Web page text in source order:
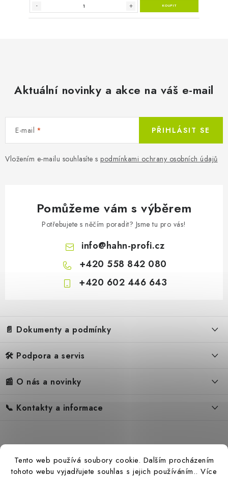
Tento web používá soubory cookie. Dalším procházením
tohoto webu vyjadřujete souhlas s jejich používáním.. Více
Aktuální novinky a akce na váš e-mail
E-mail
Vložením e-mailu souhlasíte s podmínkami ochrany osobních údajů
PŘIHLÁSIT SE
Pomůžeme vám s výběrem
Potřebujete s něčím poradit? Jsme tu pro vás!
info@hahn-profi.cz
+420 558 842 080
+420 602 446 643
a
t
📄 Dokumenty a podmínky
Obchodní podmínky
Zpětný odběr elektrozařízení
🛠️ Podpora a servis
FAQ – Často kladené otázky
Konfigurátor
📰 O nás a novinky
Novinky
Reference
Katalog
📞 Kontakty a informace
Ceny přepravy